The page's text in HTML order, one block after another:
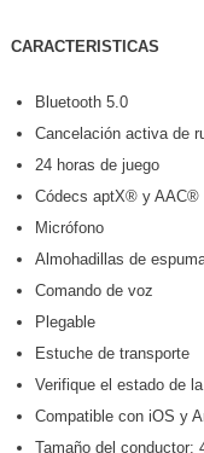
CARACTERISTICAS
Bluetooth 5.0
Cancelación activa de
24 horas de juego
Códecs aptX® y AAC®
Micrófono
Almohadillas de
Comando de voz
Plegable
Estuche de transporte
Verifique el estado de
Compatible con iOS y
Tamaño del conductor: